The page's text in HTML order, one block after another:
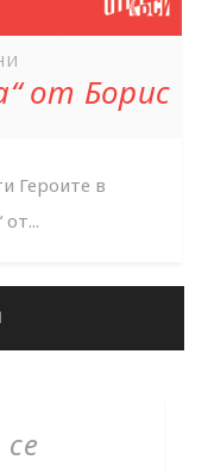
от Борис
Героите в